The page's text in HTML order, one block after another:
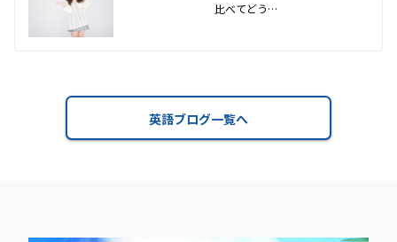
比べてどう…
英語ブログ一覧へ